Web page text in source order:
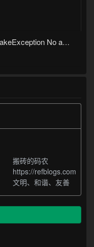
javax.net.ssl.SSLHandshakeException No appropriate protocol (protocol is disabled or cipher suites are inappropriate)错误
搬砖的码农
https://refblogs.com
文明、和谐、友善